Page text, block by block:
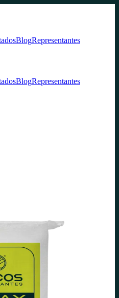
BlogRepresentantes
BlogRepresentantes